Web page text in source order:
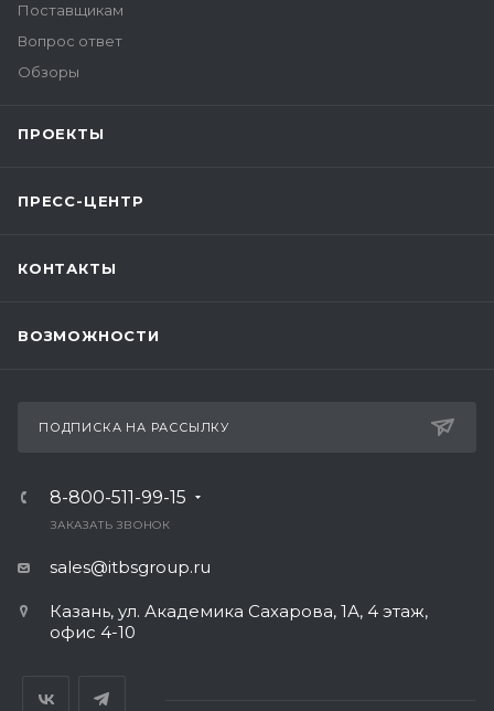
Поставщикам
Вопрос ответ
Обзоры
ПРОЕКТЫ
ПРЕСС-ЦЕНТР
КОНТАКТЫ
ВОЗМОЖНОСТИ
ПОДПИСКА НА РАССЫЛКУ
8-800-511-99-15
ЗАКАЗАТЬ ЗВОНОК
sales@itbsgroup.ru
Казань, ул. Академика Сахарова, 1А, 4 этаж,
офис 4-10